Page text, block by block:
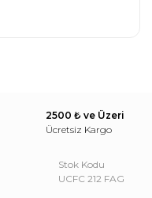
2500 ₺ ve Üzeri
Ücretsiz Kargo
Stok Kodu
UCFC 212 FAG